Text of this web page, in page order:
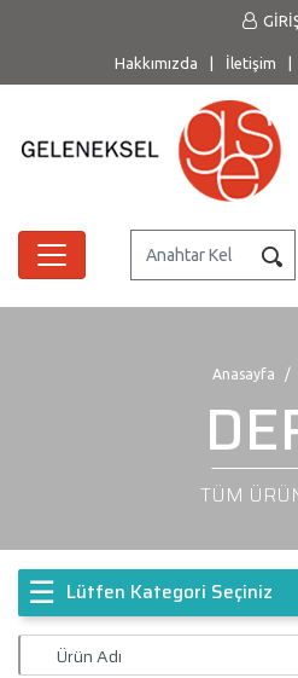
Hakkımızda İletişim
Anasayfa
TÜM
☰ Lütfen Kategori Seçiniz